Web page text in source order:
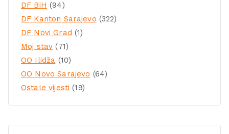
DF BiH (94)
DF Kanton Sarajevo (322)
DF Novi Grad (1)
Moj stav (71)
OO Ilidža (10)
OO Novo Sarajevo (64)
Ostale vijesti (19)